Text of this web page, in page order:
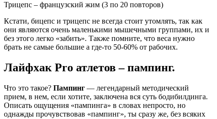
Трицепс – французский жим (3 по 20 повторов)
Кстати, бицепс и трицепс не всегда стоит утомлять, так как
они являются очень маленькими мышечными группами, их и
без этого легко «забить». Также помните, что веса нужно
брать не самые большие а где-то 50-60% от рабочих.
Лайфхак Pro атлетов – пампинг.
Что это такое? Пампинг — легендарный методический
прием, в нем, если хотите, заключена вся суть бодибилдинга.
Описать ощущения «пампинга» в словах непросто, но
однажды прочувствовав «пампинг», ты сразу же, без всяких